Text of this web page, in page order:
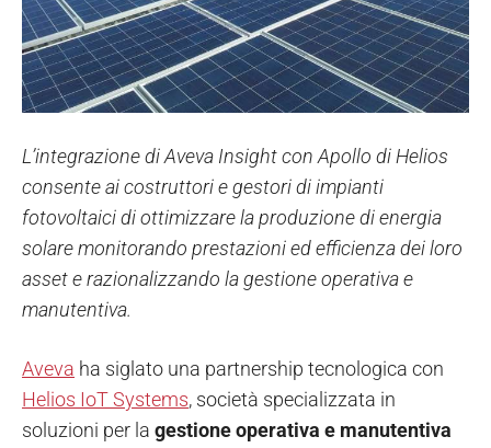
L’integrazione di Aveva Insight con Apollo di Helios
consente ai costruttori e gestori di impianti
fotovoltaici di ottimizzare la produzione di energia
solare monitorando prestazioni ed efficienza dei loro
asset e razionalizzando la gestione operativa e
manutentiva.
Aveva ha siglato una partnership tecnologica con
Helios IoT Systems, società specializzata in
soluzioni per la gestione operativa e manutentiva